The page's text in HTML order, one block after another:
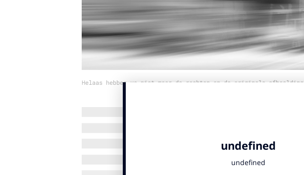
Helaas hebben we niet meer de rechten op de originele afbeelding